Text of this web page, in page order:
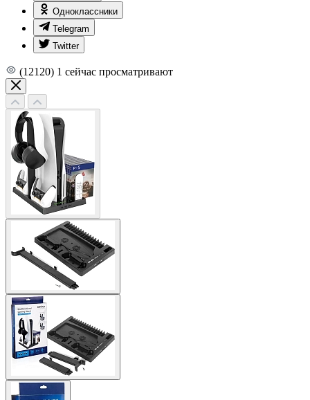
Одноклассники
Telegram
Twitter
(12120) 1 сейчас просматривают